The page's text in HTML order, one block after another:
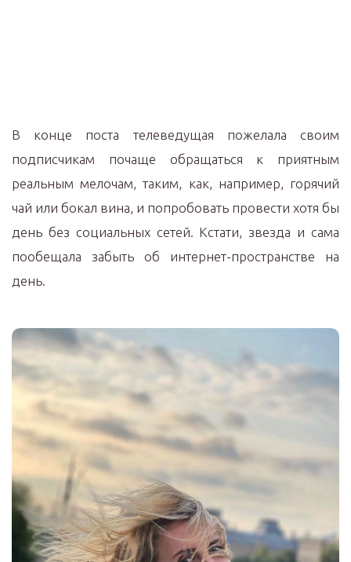
В конце поста телеведущая пожелала своим
подписчикам почаще обращаться к приятным
реальным мелочам, таким, как, например, горячий
чай или бокал вина, и попробовать провести хотя бы
день без социальных сетей. Кстати, звезда и сама
пообещала забыть об интернет-пространстве на
день.